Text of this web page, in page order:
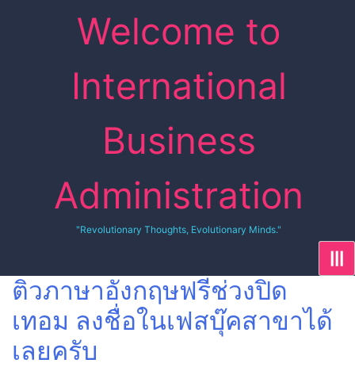
Welcome to
International
Business
Administration
"Revolutionary Thoughts, Evolutionary Minds."
ติวภาษาอังกฤษฟรีช่วงปิด
เทอม ลงชื่อในเฟสบุ๊คสาขาได้
เลยครับ